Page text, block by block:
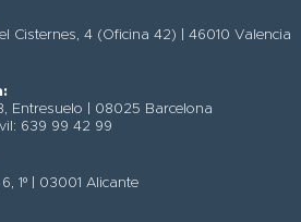
Cisternes, 4 (Oficina 42) | 46010 Valencia
Entresuelo | 08025 Barcelona
639 99 42 99
1º | 03001 Alicante